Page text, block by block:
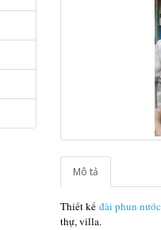
Mô tả
Thiết kế đài phun nước
thự, villa.